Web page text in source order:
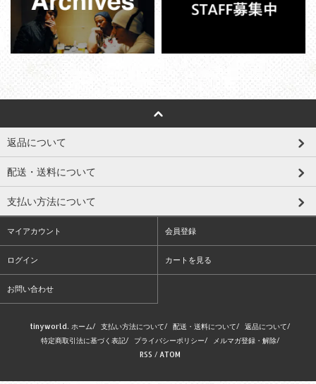
返品について
配送・送料について
支払い方法について
マイアカウント 会員登録
ログイン カートを見る
お問い合わせ
tinyworld. ホーム/ 支払い方法について/ 配送・送料について/ 返品について/
特定商取引法に基づく表記/ プライバシーポリシー/ メルマガ登録・解除/
RSS / ATOM